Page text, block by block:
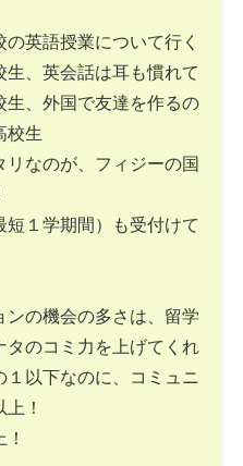
英語授業について行く
、英会話は耳も慣れて
生、外国で友達を作るの
校生
なのが、フィジーの国
１学期間）も受付けて
ンの機会の多さは、留学
タのコミ力を上げてくれ
１以下なのに、コミュニ
！